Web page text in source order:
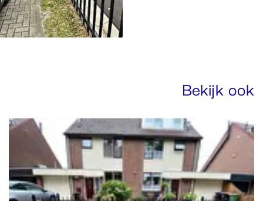
Bekijk ook